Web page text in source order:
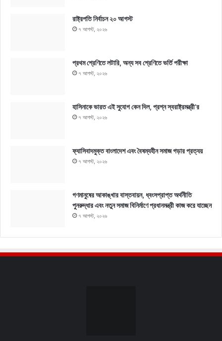
রাষ্ট্রপতি নির্বাচন ২০ আগস্ট
৭ আগস্ট, ২০২৬
প্রথম শ্রেণিতে লটারি, অন্য সব শ্রেণিতে ভর্তি পরীক্ষা
৭ আগস্ট, ২০২৬
হাসিনাকে ভারত এই সুযোগ কেন দিল, প্রশ্ন স্বরাষ্ট্রমন্ত্রী’র
৭ আগস্ট, ২০২৬
ফ্যাসিবাদমুক্ত বাংলাদেশ এবং বৈষম্যহীন সমাজ গড়ার প্রত্যয়
৭ আগস্ট, ২০২৬
গণমানুষের আকাঙ্খার বাস্তবায়ন, ধ্বংসপ্রাপ্ত অর্থনীতি
পুনরুদ্ধার এবং নতুন সমাজ বিনির্মাণে প্রধানমন্ত্রী কাজ করে যাচ্ছেন
৭ আগস্ট, ২০২৬